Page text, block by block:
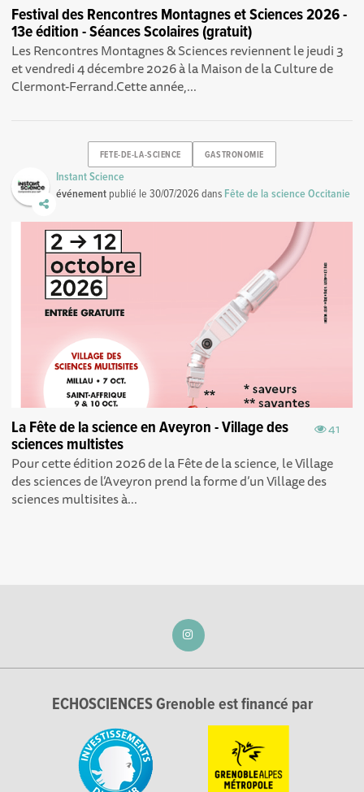
Festival des Rencontres Montagnes et Sciences 2026 -
13e édition - Séances Scolaires (gratuit)
Les Rencontres Montagnes & Sciences reviennent le jeudi 3
et vendredi 4 décembre 2026 à la Maison de la Culture de
Clermont-Ferrand.Cette année,...
FETE-DE-LA-SCIENCE GASTRONOMIE
Instant Science
événement publié le30/07/2026dans Fête de la science Occitanie
41
La Fête de la science en Aveyron - Village des
sciences multistes
Pour cette édition 2026 de la Fête de la science, le Village
des sciences de l’Aveyron prend la forme d’un Village des
sciences multisites à...
ECHOSCIENCES Grenoble est financé par